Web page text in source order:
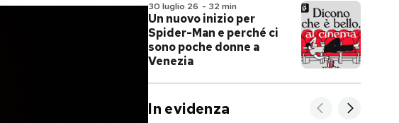
30 luglio 26 - 32 min
Un nuovo inizio per
Spider-Man e perché ci
sono poche donne a
Venezia
In evidenza